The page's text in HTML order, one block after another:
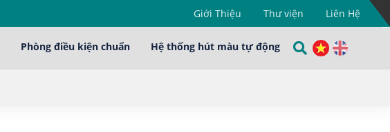
Giới Thiệu Thư viện Liên Hệ
Phòng điều kiện chuẩn Hệ thống hút màu tự động